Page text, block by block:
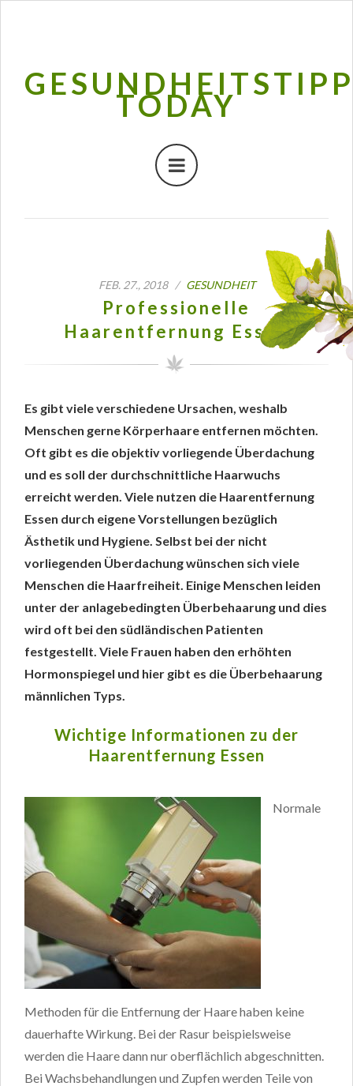
TODAY
FEB. 27., 2018 / GESUNDHEIT
Professionelle
Haarentfernung Essen
Es gibt viele verschiedene Ursachen, weshalb
Menschen gerne Körperhaare entfernen möchten.
Oft gibt es die objektiv vorliegende Überdachung
und es soll der durchschnittliche Haarwuchs
erreicht werden. Viele nutzen die Haarentfernung
Essen durch eigene Vorstellungen bezüglich
Ästhetik und Hygiene. Selbst bei der nicht
vorliegenden Überdachung wünschen sich viele
Menschen die Haarfreiheit. Einige Menschen leiden
unter der anlagebedingten Überbehaarung und dies
wird oft bei den südländischen Patienten
festgestellt. Viele Frauen haben den erhöhten
Hormonspiegel und hier gibt es die Überbehaarung
männlichen Typs.
Wichtige Informationen zu der
Haarentfernung Essen
Normale
Methoden für die Entfernung der Haare haben keine
dauerhafte Wirkung. Bei der Rasur beispielsweise
werden die Haare dann nur oberflächlich abgeschnitten.
Bei Wachsbehandlungen und Zupfen werden Teile von